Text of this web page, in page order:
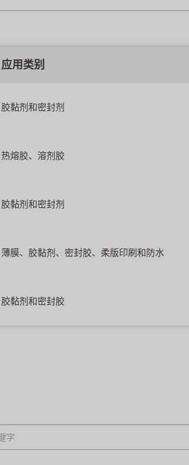
应用类别
胶黏剂和密封剂
热熔胶、溶剂胶
胶黏剂和密封剂
薄膜、胶黏剂、密封胶、柔版印刷和防水
胶黏剂和密封胶